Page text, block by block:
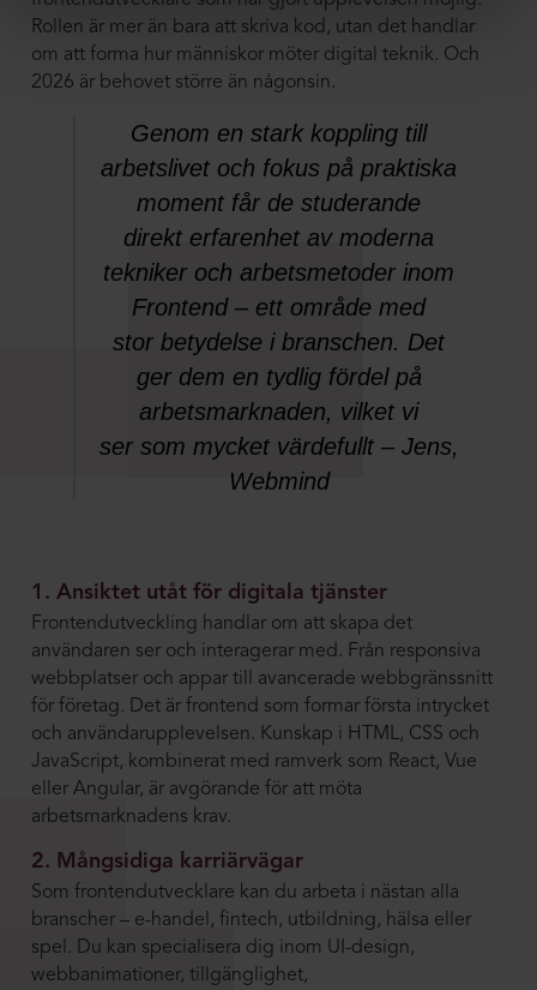
Rollen är mer än bara att skriva kod, utan det handlar
om att forma hur människor möter digital teknik. Och
2026 är behovet större än någonsin.
Genom en stark koppling till
arbetslivet och fokus på praktiska
moment får de studerande
direkt erfarenhet av moderna
tekniker och arbetsmetoder inom
Frontend – ett område med
stor betydelse i branschen. Det
ger dem en tydlig fördel på
arbetsmarknaden, vilket vi
ser som mycket värdefullt – Jens,
Webmind
1. Ansiktet utåt för digitala tjänster
Frontendutveckling handlar om att skapa det
användaren ser och interagerar med. Från responsiva
webbplatser och appar till avancerade webbgränssnitt
för företag. Det är frontend som formar första intrycket
och användarupplevelsen. Kunskap i HTML, CSS och
JavaScript, kombinerat med ramverk som React, Vue
eller Angular, är avgörande för att möta
arbetsmarknadens krav.
2. Mångsidiga karriärvägar
Som frontendutvecklare kan du arbeta i nästan alla
branscher – e-handel, fintech, utbildning, hälsa eller
spel. Du kan specialisera dig inom UI-design,
webbanimationer, tillgänglighet,